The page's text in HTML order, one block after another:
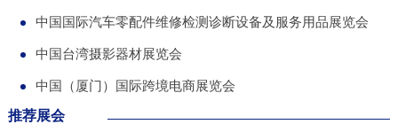
中国国际汽车零配件维修检测诊断设备及服务用品展览会
中国台湾摄影器材展览会
中国（厦门）国际跨境电商展览会
推荐展会